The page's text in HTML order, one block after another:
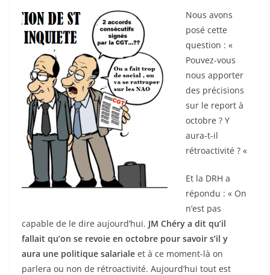
Nous avons
posé cette
question : «
Pouvez-vous
nous apporter
des précisions
sur le report à
octobre ? Y
aura-t-il
rétroactivité ? «
Et la DRH a
répondu : « On
n’est pas
capable de le dire aujourd’hui. JM Chéry a dit qu’il
fallait qu’on se revoie en octobre pour savoir s’il y
aura une politique salariale et à ce moment-là on
parlera ou non de rétroactivité. Aujourd’hui tout est